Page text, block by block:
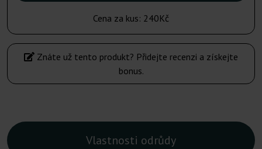
Cena za kus: 240Kč
Znáte už tento produkt? Přidejte recenzi a získejte
bonus.
Vlastnosti odrůdy